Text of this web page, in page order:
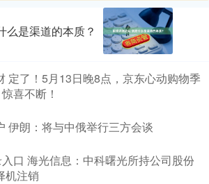
么是渠道的本质？
定了！5月13日晚8点，京东心动购物季
喜不断！
伊朗：将与中俄举行三方会谈
口 海光信息：中科曙光所持公司股份
机注销